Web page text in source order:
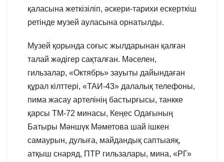
қаласына жеткізіліп, әскери-тарихи ескерткіш
ретінде музей ауласына орнатылды.
Музей қорында соғыс жылдарынан қалған
талай жәдігер сақталған. Мәселен,
гильзалар, «Октябрь» зауыты дайындаған
құрал кілттері, «ТАИ-43» далалық телефоны,
пима жасау артелінің бастырғысы, танкке
қарсы ТМ-72 минасы, Кеңес Одағының
Батыры Мәншүк Мәметова шай ішкен
самаурын, дулыға, майдандық саптыаяқ,
атқыш снаряд, ПТР гильзалары, мина, «РГ»